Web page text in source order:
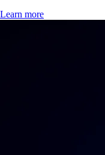
Learn more